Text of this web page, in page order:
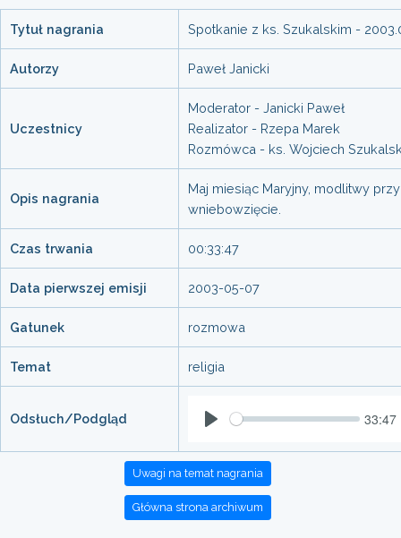
Tytuł nagrania Spotkanie z ks. Szukalskim -
Autorzy Paweł Janicki
Uczestnicy
Moderator - Janicki Paweł
Realizator - Rzepa Marek
Rozmówca - ks. Wojciech
Opis nagrania
Maj miesiąc Maryjny, modlitwy
wniebowzięcie.
Czas trwania 00:33:47
Data pierwszej emisji 2003-05-07
Gatunek rozmowa
Temat religia
Odsłuch/Podgląd 33:47
Uwagi na temat nagrania
Główna strona archiwum